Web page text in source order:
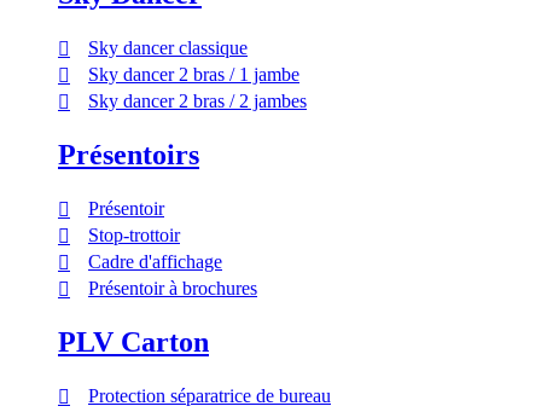
Sky dancer classique
Sky dancer 2 bras / 1 jambe
Sky dancer 2 bras / 2 jambes
Présentoirs
Présentoir
Stop-trottoir
Cadre d'affichage
Présentoir à brochures
PLV Carton
Protection séparatrice de bureau